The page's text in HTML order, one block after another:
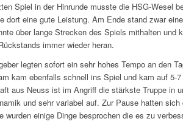
Spiel in der Hinrunde musste die HSG-Wesel
dort eine gute Leistung. Am Ende stand zwar
über lange Strecken des Spiels mithalten und
immer wieder heran.
legten sofort ein sehr hohes Tempo an den
kam ebenfalls schnell ins Spiel und kam auf 5-
aus Neuss ist im Angriff die stärkste Truppe in
und sehr variabel auf. Zur Pause hatten
wurden einige Dinge besprochen die es zu